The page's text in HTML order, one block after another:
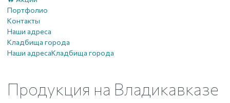
Портфолио
Контакты
Наши адреса
Кладбища города
Наши адресаКладбища города
Продукция на Владикавказе